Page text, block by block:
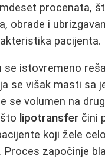
procenata,
obrade i
pacijenta.
se istovremeno
se višak masti sa
se volumen na
lipotransfer čini
koji žele
Proces započinje